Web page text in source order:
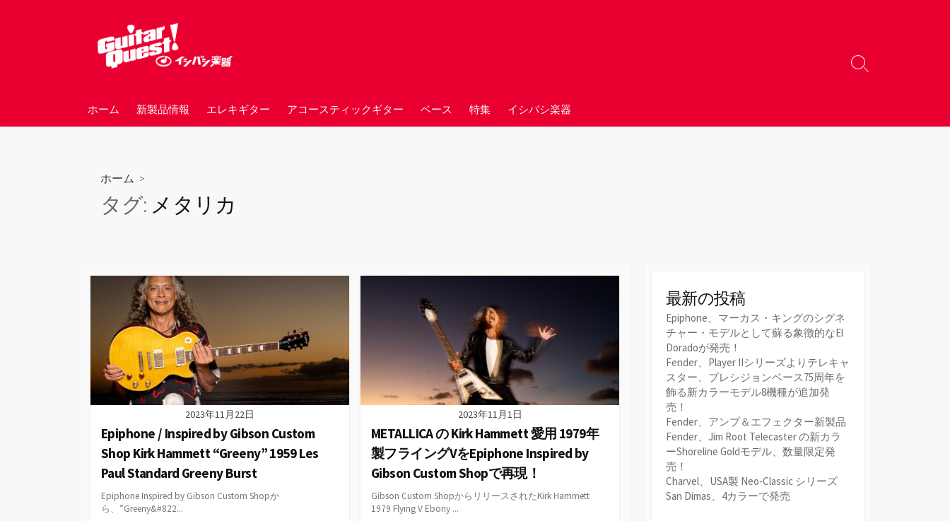
ホーム 新製品情報 エレキギター アコースティックギター ベース 特集 イシバシ楽器
検
替
ホーム >
タグ: メタリカ
2023年11月22日
Epiphone / Inspired by Gibson Custom
Shop Kirk Hammett “Greeny” 1959 Les
Paul Standard Greeny Burst
Epiphone Inspired by Gibson Custom Shopか
ら、”Greeny&#822...
2023年11月1日
METALLICA の Kirk Hammett 愛用 1979年
製フライングVをEpiphone Inspired by
Gibson Custom Shopで再現！
Gibson Custom ShopからリリースされたKirk Hammett
1979 Flying V Ebony ...
最新の投稿
Epiphone、マーカス・キングのシグネ
チャー・モデルとして蘇る象徴的なEl
Doradoが発売！
Fender、Player IIシリーズよりテレキャ
スター、プレシジョンベース75周年を
飾る新カラーモデル8機種が追加発
売！
Fender、アンプ＆エフェクター新製品
Fender、Jim Root Telecaster の新カラ
ーShoreline Goldモデル、数量限定発
売！
Charvel、USA製 Neo-Classic シリーズ
San Dimas、4カラーで発売